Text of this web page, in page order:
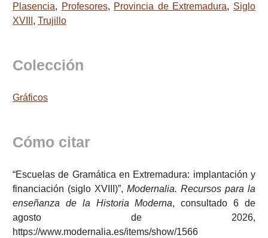
Plasencia, Profesores, Provincia de Extremadura, Siglo
XVIII , Trujillo
Colección
Gráficos
Cómo citar
“Escuelas de Gramática en Extremadura: implantación y
financiación (siglo XVIII)”, Modernalia. Recursos para la
enseñanza de la Historia Moderna, consultado 6 de
agosto de 2026,
https://www.modernalia.es/items/show/1566